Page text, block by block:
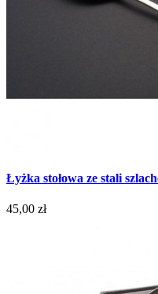
Łyżka stołowa ze stali
45,00 zł